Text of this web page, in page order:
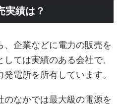
実績は？
、企業などに電力の販売を
ては実績のある会社で、
電所を所有しています。
なかでは最大級の電源を